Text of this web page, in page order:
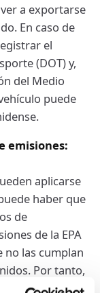
a exportarse
En caso de
el
(DOT) y,
del Medio
puede
emisiones:
aplicarse
haber que
de
de la EPA
no las cumplan
Por tanto,
modelo